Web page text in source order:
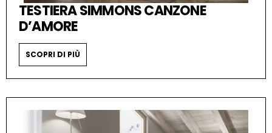
TESTIERA SIMMONS CANZONE
D’AMORE
SCOPRI DI PIÙ